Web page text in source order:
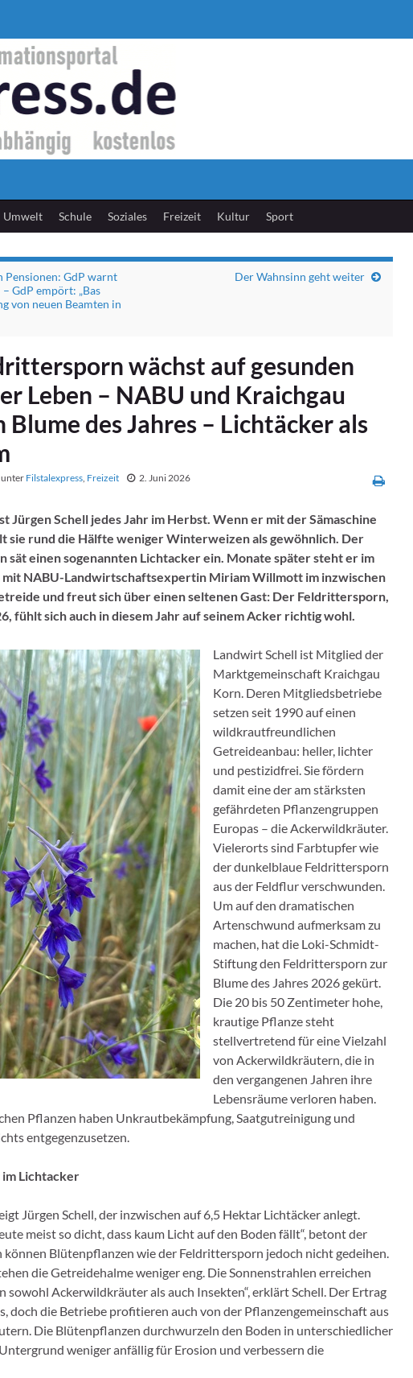
Umwelt Schule Soziales Freizeit Kultur Sport
Pensionen: GdP warnt
GdP empört: „Bas
von neuen Beamten in
Der Wahnsinn geht weiter
wächst auf gesunden
Leben – NABU und Kraichgau
Blume des Jahres – Lichtäcker als
unter Filstalexpress, Freizeit 2. Juni 2026
Jürgen Schell jedes Jahr im Herbst. Wenn er mit der Sämaschine
sie rund die Hälfte weniger Winterweizen als gewöhnlich. Der
sät einen sogenannten Lichtacker ein. Monate später steht er im
mit NABU-Landwirtschaftsexpertin Miriam Willmott im inzwischen
und freut sich über einen seltenen Gast: Der Feldrittersporn,
fühlt sich auch in diesem Jahr auf seinem Acker richtig wohl.
Landwirt Schell ist Mitglied der
Marktgemeinschaft Kraichgau
Korn. Deren Mitgliedsbetriebe
setzen seit 1990 auf einen
wildkrautfreundlichen
Getreideanbau: heller, lichter
und pestizidfrei. Sie fördern
damit eine der am stärksten
gefährdeten Pflanzengruppen
Europas – die Ackerwildkräuter.
Vielerorts sind Farbtupfer wie
der dunkelblaue Feldrittersporn
aus der Feldflur verschwunden.
Um auf den dramatischen
Artenschwund aufmerksam zu
machen, hat die Loki-Schmidt-
Stiftung den Feldrittersporn zur
Blume des Jahres 2026 gekürt.
Die 20 bis 50 Zentimeter hohe,
krautige Pflanze steht
stellvertretend für eine Vielzahl
von Ackerwildkräutern, die in
den vergangenen Jahren ihre
Lebensräume verloren haben.
Pflanzen haben Unkrautbekämpfung, Saatgutreinigung und
entgegenzusetzen.
Lichtacker
Jürgen Schell, der inzwischen auf 6,5 Hektar Lichtäcker anlegt.
meist so dicht, dass kaum Licht auf den Boden fällt“, betont der
können Blütenpflanzen wie der Feldrittersporn jedoch nicht gedeihen.
die Getreidehalme weniger eng. Die Sonnenstrahlen erreichen
sowohl Ackerwildkräuter als auch Insekten“, erklärt Schell. Der Ertrag
doch die Betriebe profitieren auch von der Pflanzengemeinschaft aus
Die Blütenpflanzen durchwurzeln den Boden in unterschiedlicher
weniger anfällig für Erosion und verbessern die